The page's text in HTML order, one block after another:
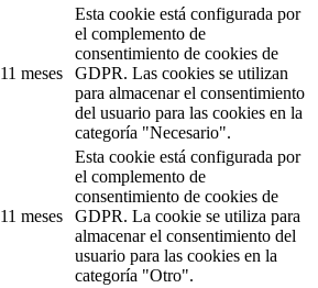
11 meses
Esta cookie está configurada por
el complemento de
consentimiento de cookies de
GDPR. Las cookies se utilizan
para almacenar el consentimiento
del usuario para las cookies en la
categoría "Necesario".
11 meses
Esta cookie está configurada por
el complemento de
consentimiento de cookies de
GDPR. La cookie se utiliza para
almacenar el consentimiento del
usuario para las cookies en la
categoría "Otro".